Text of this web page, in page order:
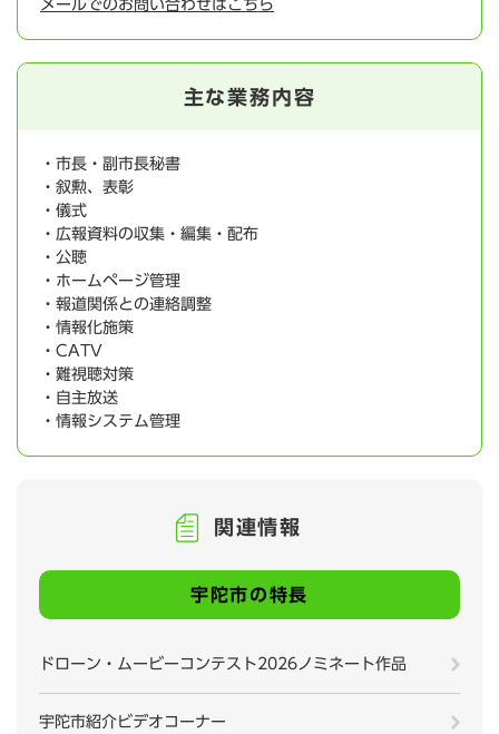
メールでのお問い合わせはこちら
主な業務内容
・市長・副市長秘書
・叙勲、表彰
・儀式
・広報資料の収集・編集・配布
・公聴
・ホームページ管理
・報道関係との連絡調整
・情報化施策
・CATV
・難視聴対策
・自主放送
・情報システム管理
関連情報
宇陀市の特長
ドローン・ムービーコンテスト2026ノミネート作品
宇陀市紹介ビデオコーナー